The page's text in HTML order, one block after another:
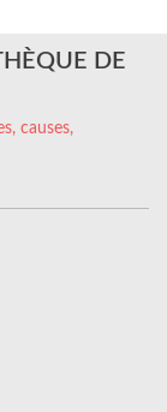
DE
causes,